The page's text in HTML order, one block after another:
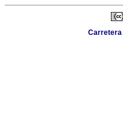
Carretera